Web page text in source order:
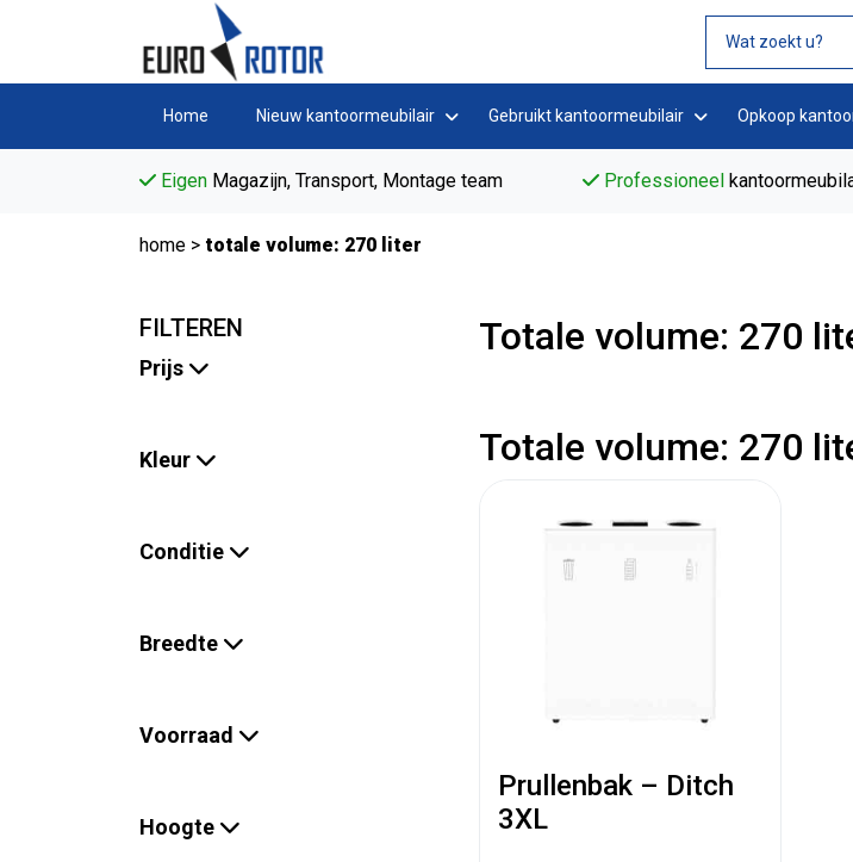
Home Nieuw kantoormeubilair Gebruikt kantoormeubilair Opkoop
Eigen Magazijn, Transport, Montage team Professioneel
home > totale volume: 270 liter
FILTEREN
Prijs
Kleur
Conditie
Breedte
Voorraad
Hoogte
Totale volume: 270
Totale volume: 270
Prullenbak – Ditch
3XL